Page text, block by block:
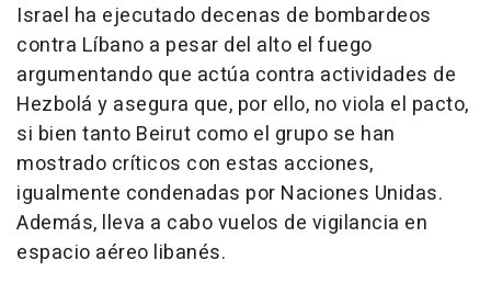
Israel ha ejecutado decenas de bombardeos
contra Líbano a pesar del alto el fuego
argumentando que actúa contra actividades de
Hezbolá y asegura que, por ello, no viola el pacto,
si bien tanto Beirut como el grupo se han
mostrado críticos con estas acciones,
igualmente condenadas por Naciones Unidas.
Además, lleva a cabo vuelos de vigilancia en
espacio aéreo libanés.